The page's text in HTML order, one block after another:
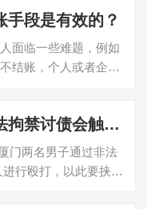
手段是有效的？
面临一些难题，例如
结账，个人或者企业
讨债公司提醒非法拘禁讨债会触犯刑法
门两名男子通过非法
行殴打，以此要挟欠